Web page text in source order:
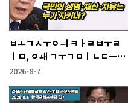
ㅂㅗㄱㅅㅜㅇㅢ ㅋㅏㄹㅂㅜㄹ
ㅣㅁ, ㅇㅙ ㄱㅜㄱㅁㅣㄴㄷㅡㄹ
ㅇㅣ ㄷㅏㅇㅎㅐㅇㅑ ㅎㅏㄴㅏ?
2026-8-7